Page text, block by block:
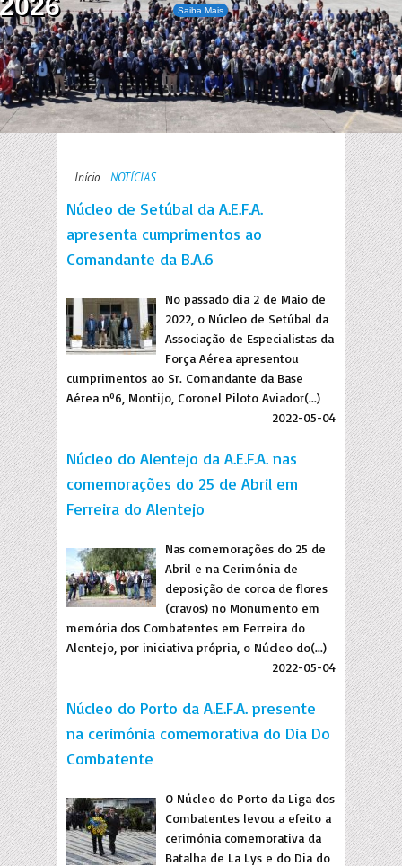
Saiba Mais
Início NOTÍCIAS
Núcleo de Setúbal da A.E.F.A.
apresenta cumprimentos ao
Comandante da B.A.6
No passado dia 2 de Maio de
2022, o Núcleo de Setúbal da
Associação de Especialistas da
Força Aérea apresentou
cumprimentos ao Sr. Comandante da Base
Aérea nº6, Montijo, Coronel Piloto Aviador(...)
2022-05-04
Núcleo do Alentejo da A.E.F.A. nas
comemorações do 25 de Abril em
Ferreira do Alentejo
Nas comemorações do 25 de
Abril e na Cerimónia de
deposição de coroa de flores
(cravos) no Monumento em
memória dos Combatentes em Ferreira do
Alentejo, por iniciativa própria, o Núcleo do(...)
2022-05-04
Núcleo do Porto da A.E.F.A. presente
na cerimónia comemorativa do Dia Do
Combatente
O Núcleo do Porto da Liga dos
Combatentes levou a efeito a
cerimónia comemorativa da
Batalha de La Lys e do Dia do